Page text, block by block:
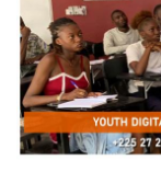
LEARN DOCS
MÉDIAS
CONTACTS